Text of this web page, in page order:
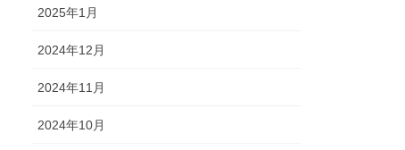
2025年1月
2024年12月
2024年11月
2024年10月